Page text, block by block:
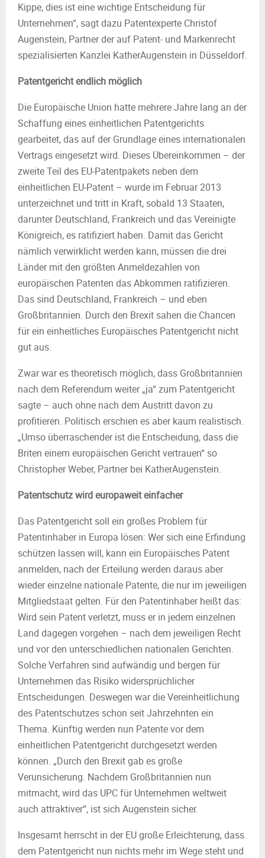
Kippe, dies ist eine wichtige Entscheidung für
Unternehmen“, sagt dazu Patentexperte Christof
Augenstein, Partner der auf Patent- und Markenrecht
spezialisierten Kanzlei KatherAugenstein in Düsseldorf.
Patentgericht endlich möglich
Die Europäische Union hatte mehrere Jahre lang an der
Schaffung eines einheitlichen Patentgerichts
gearbeitet, das auf der Grundlage eines internationalen
Vertrags eingesetzt wird. Dieses Übereinkommen – der
zweite Teil des EU-Patentpakets neben dem
einheitlichen EU-Patent – wurde im Februar 2013
unterzeichnet und tritt in Kraft, sobald 13 Staaten,
darunter Deutschland, Frankreich und das Vereinigte
Königreich, es ratifiziert haben. Damit das Gericht
nämlich verwirklicht werden kann, müssen die drei
Länder mit den größten Anmeldezahlen von
europäischen Patenten das Abkommen ratifizieren.
Das sind Deutschland, Frankreich – und eben
Großbritannien. Durch den Brexit sahen die Chancen
für ein einheitliches Europäisches Patentgericht nicht
gut aus.
Zwar war es theoretisch möglich, dass Großbritannien
nach dem Referendum weiter „ja“ zum Patentgericht
sagte – auch ohne nach dem Austritt davon zu
profitieren. Politisch erschien es aber kaum realistisch.
„Umso überraschender ist die Entscheidung, dass die
Briten einem europäischen Gericht vertrauen“ so
Christopher Weber, Partner bei KatherAugenstein.
Patentschutz wird europaweit einfacher
Das Patentgericht soll ein großes Problem für
Patentinhaber in Europa lösen: Wer sich eine Erfindung
schützen lassen will, kann ein Europäisches Patent
anmelden, nach der Erteilung werden daraus aber
wieder einzelne nationale Patente, die nur im jeweiligen
Mitgliedstaat gelten. Für den Patentinhaber heißt das:
Wird sein Patent verletzt, muss er in jedem einzelnen
Land dagegen vorgehen – nach dem jeweiligen Recht
und vor den unterschiedlichen nationalen Gerichten.
Solche Verfahren sind aufwändig und bergen für
Unternehmen das Risiko widersprüchlicher
Entscheidungen. Deswegen war die Vereinheitlichung
des Patentschutzes schon seit Jahrzehnten ein
Thema. Künftig werden nun Patente vor dem
einheitlichen Patentgericht durchgesetzt werden
können. „Durch den Brexit gab es große
Verunsicherung. Nachdem Großbritannien nun
mitmacht, wird das UPC für Unternehmen weltweit
auch attraktiver“, ist sich Augenstein sicher.
Insgesamt herrscht in der EU große Erleichterung, dass
dem Patentgericht nun nichts mehr im Wege steht und